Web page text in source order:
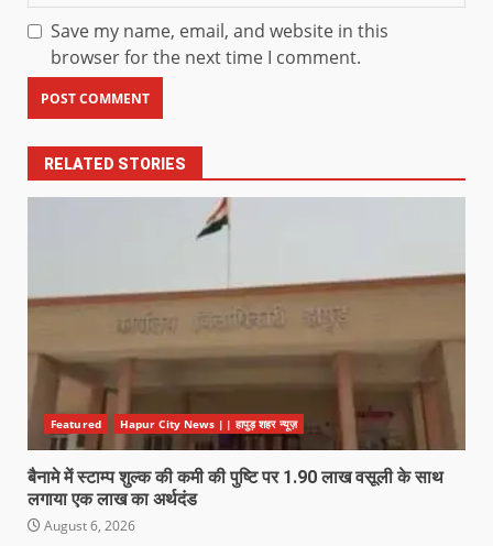
Save my name, email, and website in this
browser for the next time I comment.
RELATED STORIES
Featured Hapur City News || हापुड़ शहर न्यूज़
बैनामे में स्टाम्प शुल्क की कमी की पुष्टि पर 1.90 लाख वसूली के साथ
लगाया एक लाख का अर्थदंड
August 6, 2026